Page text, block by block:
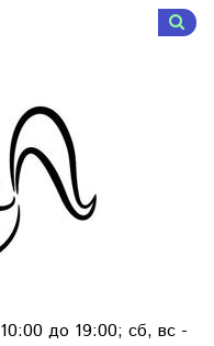
10:00 до 19:00; сб, вс -